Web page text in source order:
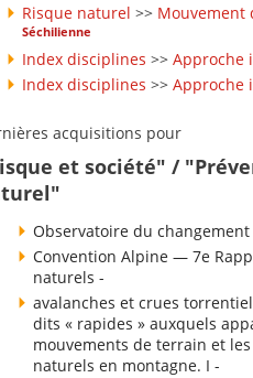
Risque naturel >> Mouvement
Séchilienne
Index disciplines >> Approche
Index disciplines >> Approche
acquisitions pour
et société" /
Observatoire du
Convention Alpine — 7e
naturels -
avalanches et crues
dits « rapides » auxquels
mouvements de terrain et
naturels en montagne. I -